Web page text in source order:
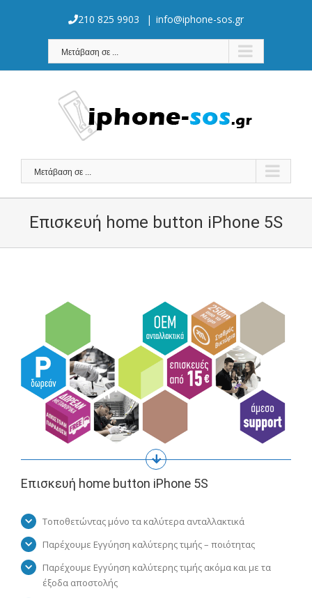
210 825 9903 | info@iphone-sos.gr
Μετάβαση σε ...
Μετάβαση σε ...
Επισκευή home button iPhone 5S
Επισκευή home button iPhone 5S
Τοποθετώντας μόνο τα καλύτερα ανταλλακτικά
Παρέχουμε Εγγύηση καλύτερης τιμής – ποιότητας
Παρέχουμε Εγγύηση καλύτερης τιμής ακόμα και με τα
έξοδα αποστολής